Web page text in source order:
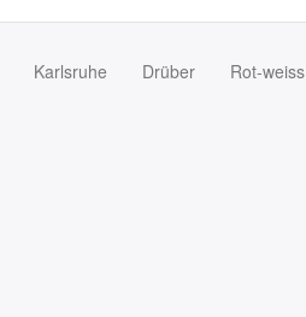
Karlsruhe Drüber Rot-weiss